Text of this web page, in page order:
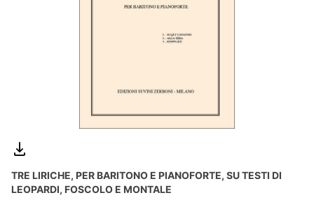
TRE LIRICHE, PER BARITONO E PIANOFORTE, SU TESTI DI
LEOPARDI, FOSCOLO E MONTALE